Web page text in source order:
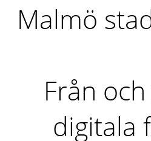
Malmö
Från
digitala